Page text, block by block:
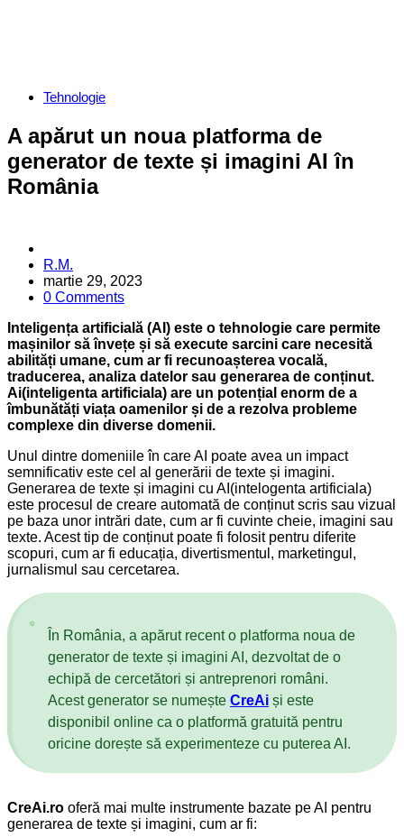
Categories
Tehnologie
A apărut un noua platforma de
generator de texte și imagini AI în
România
Posted
by
R.M.
martie 29, 2023
0 Comments
Inteligența artificială (AI) este o tehnologie care permite
mașinilor să învețe și să execute sarcini care necesită
abilități umane, cum ar fi recunoașterea vocală,
traducerea, analiza datelor sau generarea de conținut.
Ai(inteligenta artificiala) are un potențial enorm de a
îmbunătăți viața oamenilor și de a rezolva probleme
complexe din diverse domenii.
Unul dintre domeniile în care AI poate avea un impact
semnificativ este cel al generării de texte și imagini.
Generarea de texte și imagini cu AI(intelogenta artificiala)
este procesul de creare automată de conținut scris sau vizual
pe baza unor intrări date, cum ar fi cuvinte cheie, imagini sau
texte. Acest tip de conținut poate fi folosit pentru diferite
scopuri, cum ar fi educația, divertismentul, marketingul,
jurnalismul sau cercetarea.
În România, a apărut recent o platforma noua de
generator de texte și imagini AI, dezvoltat de o
echipă de cercetători și antreprenori români.
Acest generator se numeșteCreAi și este
disponibil online ca o platformă gratuită pentru
oricine dorește să experimenteze cu puterea AI.
CreAi.ro oferă mai multe instrumente bazate pe AI pentru
generarea de texte și imagini, cum ar fi: